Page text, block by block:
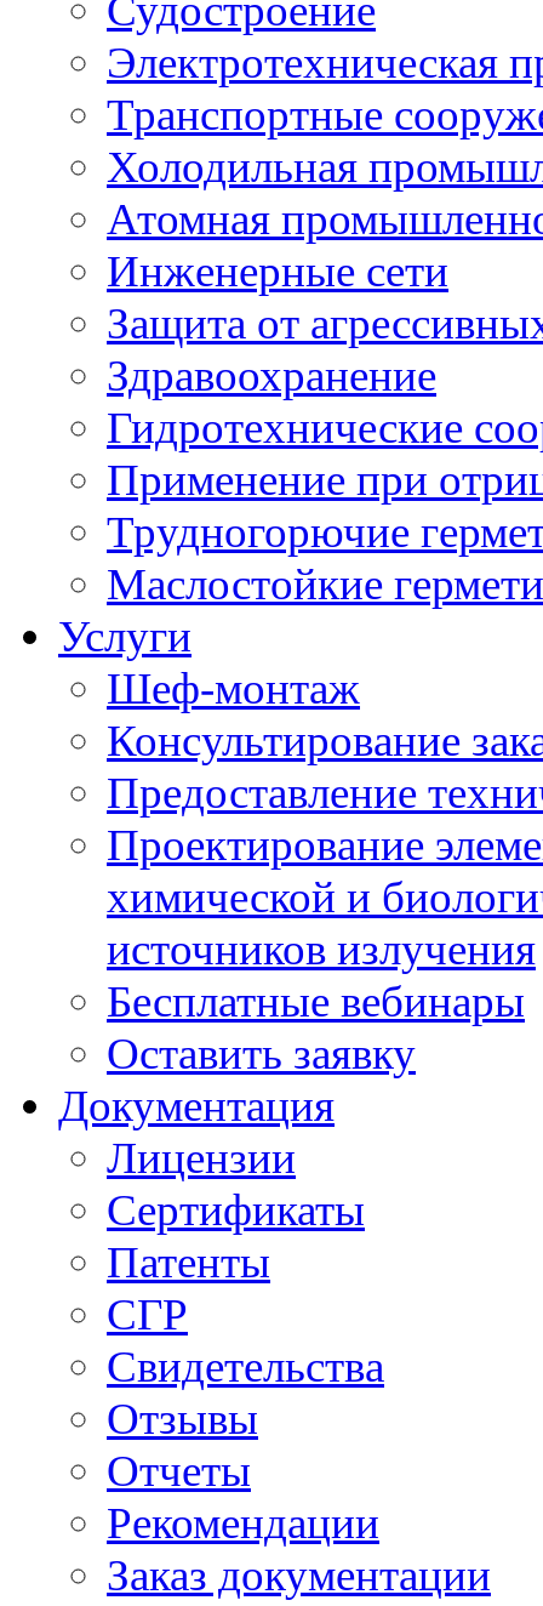
Электротехническая
Транспортные
Холодильная
Атомная
Инженерные сети
Защита от
Здравоохранение
Гидротехнические
Применение при
Трудногорючие
Маслостойкие
Услуги
Шеф-монтаж
Консультирование
Предоставление
Проектирование
химической и
источников излучения
Бесплатные вебинары
Оставить заявку
Документация
Лицензии
Сертификаты
Патенты
СГР
Свидетельства
Отзывы
Отчеты
Рекомендации
Заказ документации